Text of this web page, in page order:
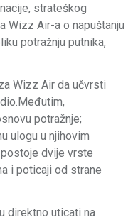
strateškog
Wizz Air-a o napuštanju
potražnju putnika,
Wizz Air da učvrsti
potražnje;
ulogu u njihovim
dvije vrste
i poticaji od strane
direktno uticati na